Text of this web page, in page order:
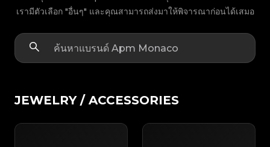
เรามีตัวเลือก "อื่นๆ" และคุณสามารถส่งมาให้พิจารณาก่อนได้เสมอ
JEWELRY / ACCESSORIES